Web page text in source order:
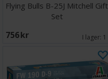
Flying Bulls B-25J Mitchell Gift
Set
756 SEK I lager: 1